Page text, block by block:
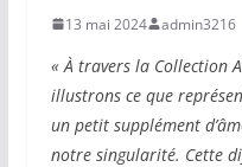
13 mai 2024 admin3216
« À travers la Collection
illustrons ce que
un petit supplément
notre singularité. Cette